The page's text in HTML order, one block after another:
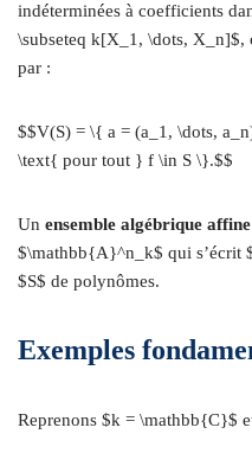
indéterminées à coefficients
\subseteq k[X_1, \dots, X_n]$,
par :
$$V(S) = \{ a = (a_1, \dots,
\text{ pour tout } f \in S \}.$$
Un ensemble algébrique affine
$\mathbb{A}^n_k$ qui s’écrit
$S$ de polynômes.
Exemples
Reprenons $k = \mathbb{C}$